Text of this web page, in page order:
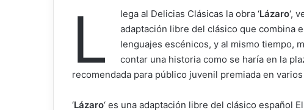
L lega al Delicias Clásicas la obra ‘Lázaro‘,
adaptación libre del clásico que combina
lenguajes escénicos, y al mismo tiempo,
contar una historia como se haría en la
recomendada para público juvenil premiada en
‘Lázaro‘ es una adaptación libre del clásico español